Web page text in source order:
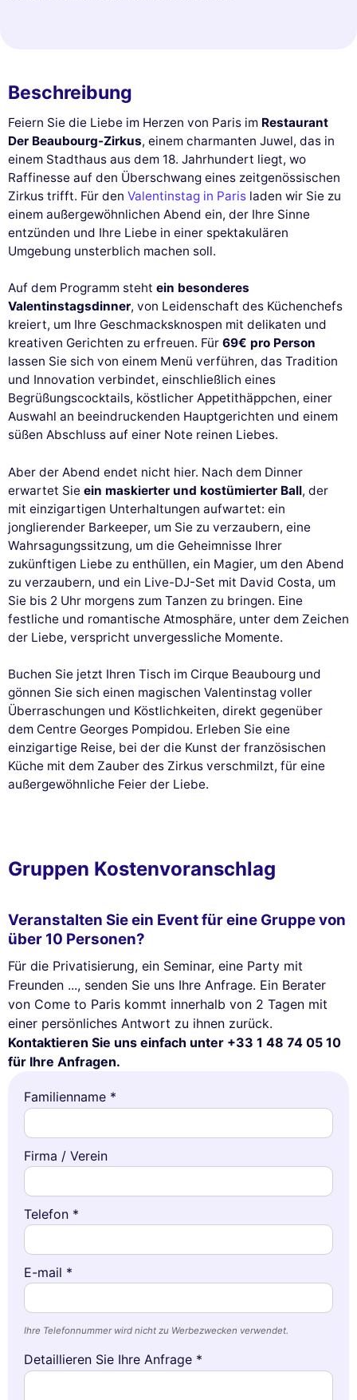
Beschreibung
Feiern Sie die Liebe im Herzen von Paris im Restaurant
Der Beaubourg-Zirkus, einem charmanten Juwel, das in
einem Stadthaus aus dem 18. Jahrhundert liegt, wo
Raffinesse auf den Überschwang eines zeitgenössischen
Zirkus trifft. Für den Valentinstag in Paris laden wir Sie zu
einem außergewöhnlichen Abend ein, der Ihre Sinne
entzünden und Ihre Liebe in einer spektakulären
Umgebung unsterblich machen soll.
Auf dem Programm steht ein besonderes
Valentinstagsdinner, von Leidenschaft des Küchenchefs
kreiert, um Ihre Geschmacksknospen mit delikaten und
kreativen Gerichten zu erfreuen. Für 69€ pro Person
lassen Sie sich von einem Menü verführen, das Tradition
und Innovation verbindet, einschließlich eines
Begrüßungscocktails, köstlicher Appetithäppchen, einer
Auswahl an beeindruckenden Hauptgerichten und einem
süßen Abschluss auf einer Note reinen Liebes.
Aber der Abend endet nicht hier. Nach dem Dinner
erwartet Sie ein maskierter und kostümierter Ball, der
mit einzigartigen Unterhaltungen aufwartet: ein
jonglierender Barkeeper, um Sie zu verzaubern, eine
Wahrsagungssitzung, um die Geheimnisse Ihrer
zukünftigen Liebe zu enthüllen, ein Magier, um den Abend
zu verzaubern, und ein Live-DJ-Set mit David Costa, um
Sie bis 2 Uhr morgens zum Tanzen zu bringen. Eine
festliche und romantische Atmosphäre, unter dem Zeichen
der Liebe, verspricht unvergessliche Momente.
Buchen Sie jetzt Ihren Tisch im Cirque Beaubourg und
gönnen Sie sich einen magischen Valentinstag voller
Überraschungen und Köstlichkeiten, direkt gegenüber
dem Centre Georges Pompidou. Erleben Sie eine
einzigartige Reise, bei der die Kunst der französischen
Küche mit dem Zauber des Zirkus verschmilzt, für eine
außergewöhnliche Feier der Liebe.
Gruppen Kostenvoranschlag
Veranstalten Sie ein Event für eine Gruppe von
über 10 Personen?
Für die Privatisierung, ein Seminar, eine Party mit
Freunden ..., senden Sie uns Ihre Anfrage. Ein Berater
von Come to Paris kommt innerhalb von 2 Tagen mit
einer persönliches Antwort zu ihnen zurück.
Kontaktieren Sie uns einfach unter +33 1 48 74 05 10
für Ihre Anfragen.
Familienname *
Firma / Verein
Telefon *
E-mail *
Ihre Telefonnummer wird nicht zu Werbezwecken verwendet.
Detaillieren Sie Ihre Anfrage *